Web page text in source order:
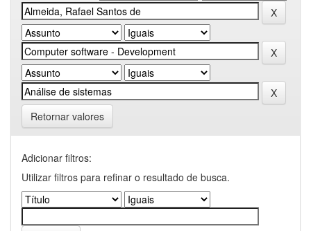
Retornar valores
Adicionar filtros:
Utilizar filtros para refinar o resultado de busca.